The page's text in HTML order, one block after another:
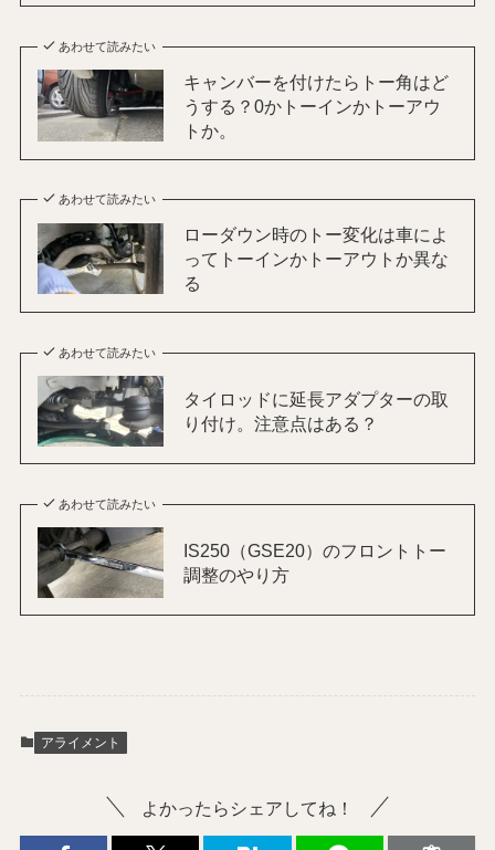
あわせて読みたい
キャンバーを付けたらトー角はど
うする？0かトーインかトーアウ
トか。
あわせて読みたい
ローダウン時のトー変化は車によ
ってトーインかトーアウトか異な
る
あわせて読みたい
タイロッドに延長アダプターの取
り付け。注意点はある？
あわせて読みたい
IS250（GSE20）のフロントトー
調整のやり方
アライメント
よかったらシェアしてね！